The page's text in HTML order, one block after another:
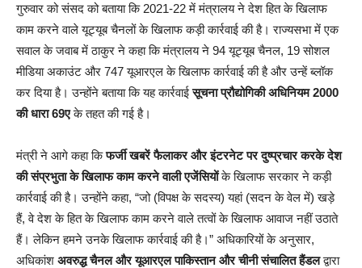
गुरुवार को संसद को बताया कि 2021-22 में मंत्रालय ने देश हित के खिलाफ
काम करने वाले यूट्यूब चैनलों के खिलाफ कड़ी कार्रवाई की है। राज्यसभा में एक
सवाल के जवाब में ठाकुर ने कहा कि मंत्रालय ने 94 यूट्यूब चैनल, 19 सोशल
मीडिया अकाउंट और 747 यूआरएल के खिलाफ कार्रवाई की है और उन्हें ब्लॉक
कर दिया है। उन्होंने बताया कि यह कार्रवाईसूचना प्रौद्योगिकी अधिनियम 2000
की धारा 69एके तहत की गई है।
मंत्री ने आगे कहा किफर्जी खबरें फैलाकर और इंटरनेट पर दुष्प्रचार करके देश
की संप्रभुता के खिलाफ काम करने वाली एजेंसियोंके खिलाफ सरकार ने कड़ी
कार्रवाई की है। उन्होंने कहा, “जो (विपक्ष के सदस्य) यहां (सदन के वेल में) खड़े
हैं, वे देश के हित के खिलाफ काम करने वाले तत्वों के खिलाफ आवाज नहीं उठाते
हैं। लेकिन हमने उनके खिलाफ कार्रवाई की है।” अधिकारियों के अनुसार,
अधिकांश अवरुद्ध चैनल और यूआरएल पाकिस्तान और चीनी संचालित हैंडलद्वारा